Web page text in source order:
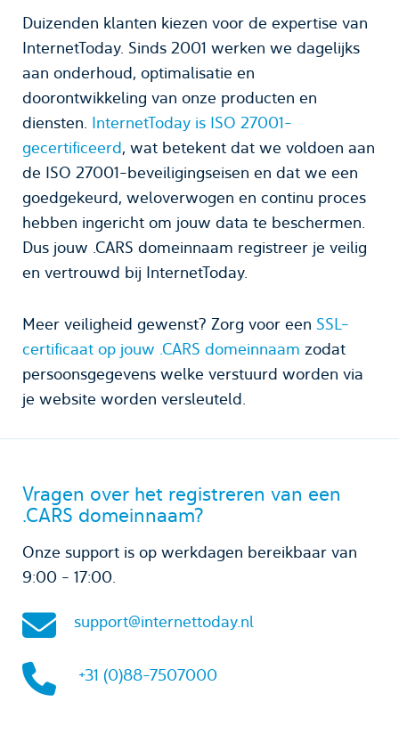
Duizenden klanten kiezen voor de expertise van
InternetToday. Sinds 2001 werken we dagelijks
aan onderhoud, optimalisatie en
doorontwikkeling van onze producten en
diensten. InternetToday is ISO 27001-
gecertificeerd, wat betekent dat we voldoen aan
de ISO 27001-beveiligingseisen en dat we een
goedgekeurd, weloverwogen en continu proces
hebben ingericht om jouw data te beschermen.
Dus jouw .CARS domeinnaam registreer je veilig
en vertrouwd bij InternetToday.
Meer veiligheid gewenst? Zorg voor een SSL-
certificaat op jouw .CARS domeinnaam zodat
persoonsgegevens welke verstuurd worden via
je website worden versleuteld.
Vragen over het registreren van een
.CARS domeinnaam?
Onze support is op werkdagen bereikbaar van
9:00 - 17:00.
support@internettoday.nl
+31 (0)88-7507000